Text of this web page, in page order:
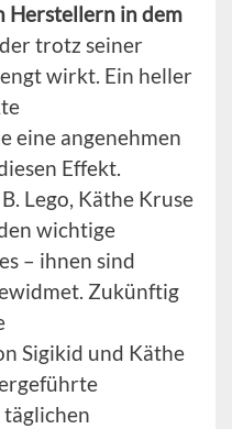
Herstellern in dem
trotz seiner
wirkt. Ein heller
eine angenehmen
Effekt.
Lego, Käthe Kruse
wichtige
– ihnen sind
Zukünftig
Sigikid und Käthe
täglichen